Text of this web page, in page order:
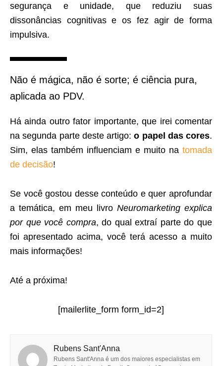
segurança e unidade, que reduziu suas
dissonâncias cognitivas e os fez agir de forma
impulsiva.
Não é mágica, não é sorte; é ciência pura,
aplicada ao PDV.
Há ainda outro fator importante, que irei comentar
na segunda parte deste artigo:o papel das cores.
Sim, elas também influenciam e muito na tomada
de decisão!
Se você gostou desse conteúdo e quer aprofundar
a temática, em meu livro Neuromarketing explica
por que você compra, do qual extraí parte do que
foi apresentado acima, você terá acesso a muito
mais informações!
Até a próxima!
[mailerlite_form form_id=2]
Rubens Sant'Anna
Rubens Sant'Anna é um dos maiores especialistas em